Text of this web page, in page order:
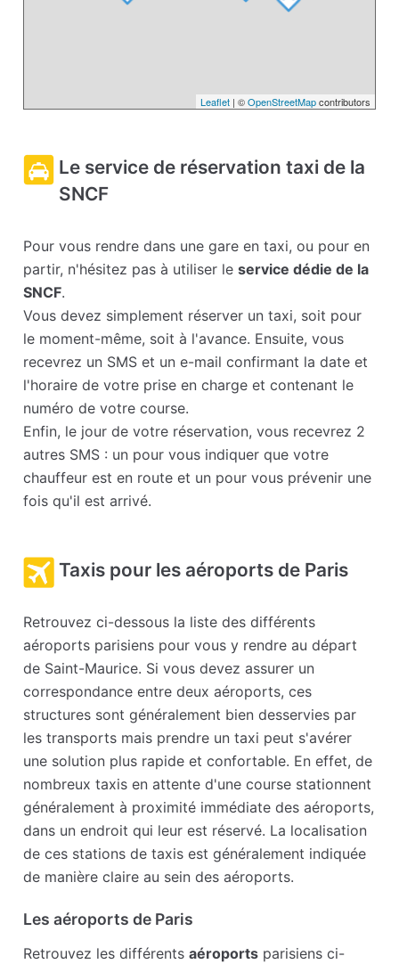
Leaflet| ©OpenStreetMapcontributors
Le service de réservation taxi de la
SNCF
Pour vous rendre dans une gare en taxi, ou pour en
partir, n'hésitez pas à utiliser leservice dédie de la
SNCF.
Vous devez simplement réserver un taxi, soit pour
le moment-même, soit à l'avance. Ensuite, vous
recevrez un SMS et un e-mail confirmant la date et
l'horaire de votre prise en charge et contenant le
numéro de votre course.
Enfin, le jour de votre réservation, vous recevrez 2
autres SMS : un pour vous indiquer que votre
chauffeur est en route et un pour vous prévenir une
fois qu'il est arrivé.
Taxis pour les aéroports de Paris
Retrouvez ci-dessous la liste des différents
aéroports parisiens pour vous y rendre au départ
de Saint-Maurice. Si vous devez assurer un
correspondance entre deux aéroports, ces
structures sont généralement bien desservies par
les transports mais prendre un taxi peut s'avérer
une solution plus rapide et confortable. En effet, de
nombreux taxis en attente d'une course stationnent
généralement à proximité immédiate des aéroports,
dans un endroit qui leur est réservé. La localisation
de ces stations de taxis est généralement indiquée
de manière claire au sein des aéroports.
Les aéroports de Paris
Retrouvez les différentsaéroports parisiens ci-